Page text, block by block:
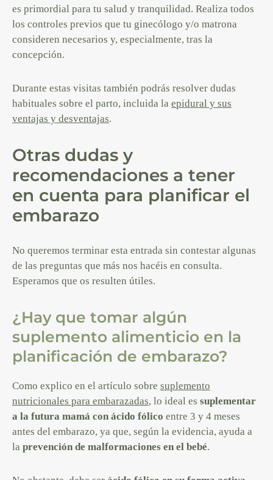
es primordial para tu salud y tranquilidad. Realiza todos
los controles previos que tu ginecólogo y/o matrona
consideren necesarios y, especialmente, tras la
concepción.
Durante estas visitas también podrás resolver dudas
habituales sobre el parto, incluida la epidural y sus
ventajas y desventajas.
Otras dudas y
recomendaciones a tener
en cuenta para planificar el
embarazo
No queremos terminar esta entrada sin contestar algunas
de las preguntas que más nos hacéis en consulta.
Esperamos que os resulten útiles.
¿Hay que tomar algún
suplemento alimenticio en la
planificación de embarazo?
Como explico en el artículo sobre suplemento
nutricionales para embarazadas, lo ideal es suplementar
a la futura mamá con ácido fólico entre 3 y 4 meses
antes del embarazo, ya que, según la evidencia, ayuda a
la prevención de malformaciones en el bebé.